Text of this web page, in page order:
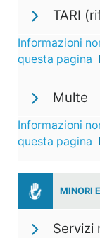
TARI
Informazioni
questa pagina
Multe
Informazioni
questa pagina
MINORI
Servizi